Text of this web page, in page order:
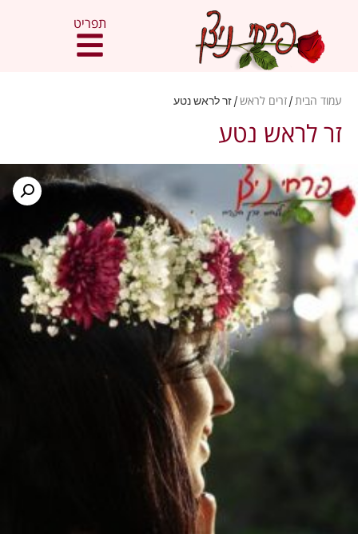
תפריט
עמוד הבית/זרים לראש/ זר לראש נטע
זר לראש נטע